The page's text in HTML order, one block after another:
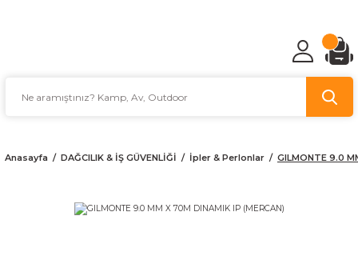
Anasayfa DAĞCILIK & İŞ GÜVENLİĞİ İpler & Perlonlar GILMONTE 9.0